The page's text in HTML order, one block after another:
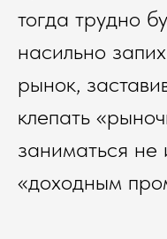
тогда трудно
насильно
рынок,
клепать
заниматься не
«доходным